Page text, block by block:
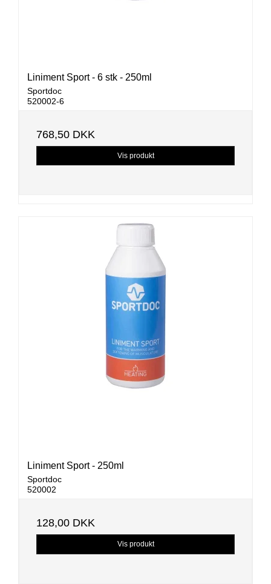
Liniment Sport - 6 stk - 250ml
Sportdoc
520002-6
768,50 DKK
Vis produkt
Liniment Sport - 250ml
Sportdoc
520002
128,00 DKK
Vis produkt